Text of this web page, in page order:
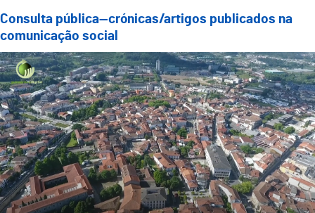
Consulta pública—crónicas/artigos publicados na
comunicação social